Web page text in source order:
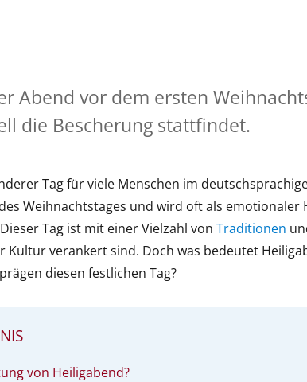
Abend vor dem ersten
die Bescherung stattfindet.
Tag für viele Menschen im
Weihnachtstages und wird oft als emotionaler
Tag ist mit einer Vielzahl vonTraditionen
Kultur verankert sind. Doch was bedeutet
diesen festlichen Tag?
von Heiligabend?